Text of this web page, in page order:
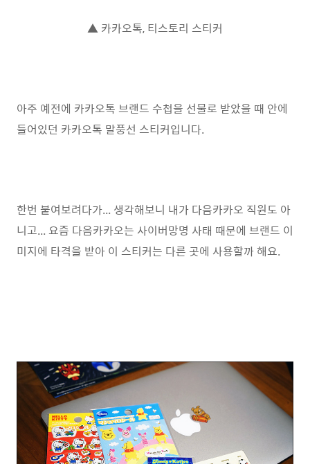
▲ 카카오톡, 티스토리 스티커
아주 예전에 카카오톡 브랜드 수첩을 선물로 받았을 때 안에
들어있던 카카오톡 말풍선 스티커입니다.
한번 붙여보려다가... 생각해보니 내가 다음카카오 직원도 아
니고... 요즘 다음카카오는 사이버망명 사태 때문에 브랜드 이
미지에 타격을 받아 이 스티커는 다른 곳에 사용할까 해요.